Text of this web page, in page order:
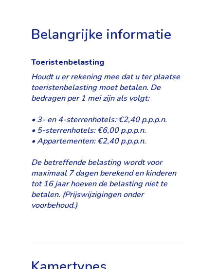
Belangrijke informatie
Toeristenbelasting
Houdt u er rekening mee dat u ter plaatse
toeristenbelasting moet betalen. De
bedragen per 1 mei zijn als volgt:
• 3- en 4-sterrenhotels: €2,40 p.p.p.n.
• 5-sterrenhotels: €6,00 p.p.p.n.
• Appartementen: €2,40 p.p.p.n.
De betreffende belasting wordt voor
maximaal 7 dagen berekend en kinderen
tot 16 jaar hoeven de belasting niet te
betalen. (Prijswijzigingen onder
voorbehoud.)